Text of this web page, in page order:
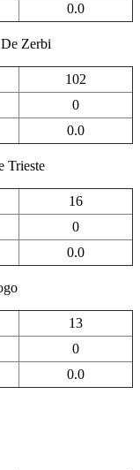
0.0
Zerbi
102
0
0.0
Trieste
16
0
0.0
13
0
0.0